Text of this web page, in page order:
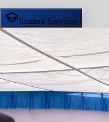
Student Services